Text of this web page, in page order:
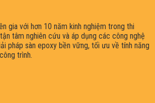
gia với hơn 10 năm kinh nghiệm trong thi
tâm nghiên cứu và áp dụng các công nghệ
pháp sàn epoxy bền vững, tối ưu về tính năng
trình.